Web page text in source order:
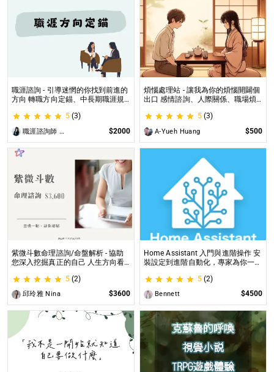
職涯諮詢 - 引導迷惘的你找到前進的
方向 轉職方向定錨、中長期職涯規
5 (3)
職涯諮詢師 阿紫 $2000
煩惱處理站 - 讓我為你的煩惱開闢個
出口 感情諮詢、人際關係、職場煩
5 (3)
A-Yueh Huang $500
紫微斗數命理諮詢/命盤解析 - 協助
您深入挖掘真正的自己 人生方向看
璀璨一生
5 (2)
邱玲雅 Nina $3600
Home Assistant 入門與進階操作 安
裝設定到進階自動化，專家為你一對
5 (2)
Bennett $4500